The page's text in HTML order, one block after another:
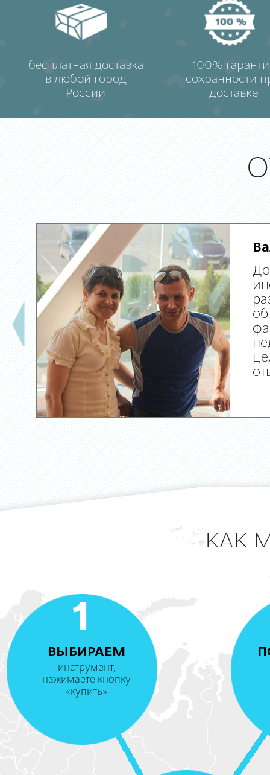
бесплатная доставка
в любой город
России
100%
сохранности
доставке
КАК
1
ВЫБИРАЕМ
инструмент,
нажимаете кнопку
«купить»